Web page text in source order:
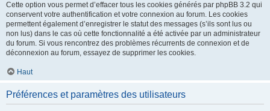
Cette option vous permet d’effacer tous les cookies générés par phpBB 3.2 qui
conservent votre authentification et votre connexion au forum. Les cookies
permettent également d’enregistrer le statut des messages (s’ils sont lus ou
non lus) dans le cas où cette fonctionnalité a été activée par un administrateur
du forum. Si vous rencontrez des problèmes récurrents de connexion et de
déconnexion au forum, essayez de supprimer les cookies.
Haut
Préférences et paramètres des utilisateurs